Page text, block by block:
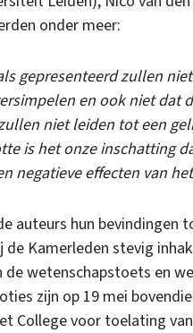
onder meer:
gepresenteerd zullen
en ook niet
niet leiden tot een
is het onze inschatting
negatieve effecten van
auteurs hun
de Kamerleden stevig
de wetenschapstoets en
zijn op 19 mei
College voor toelating